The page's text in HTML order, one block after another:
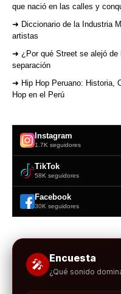
que nació en las calles y
➜ Diccionario de la Industria
artistas
➜ ¿Por qué Street se alejó de
separación
➜ Hip Hop Peruano: Historia,
Hop en el Perú
Instagram
1.7K seguidores
TikTok
58K seguidores
Facebook
30K seguidores
🎤 Encuesta
¿Qué sonido